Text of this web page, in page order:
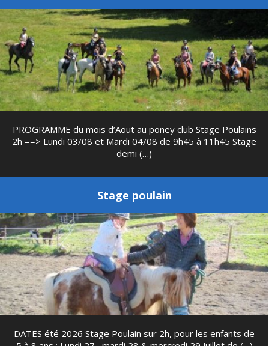
PROGRAMME du mois d’Aout au poney club Stage Poulains
2h ==> Lundi 03/08 et Mardi 04/08 de 9h45 à 11h45 Stage
demi (…)
Stage poulain
DATES été 2026 Stage Poulain sur 2h, pour les enfants de